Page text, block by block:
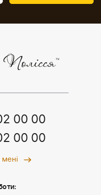
00 00
00 00
мені